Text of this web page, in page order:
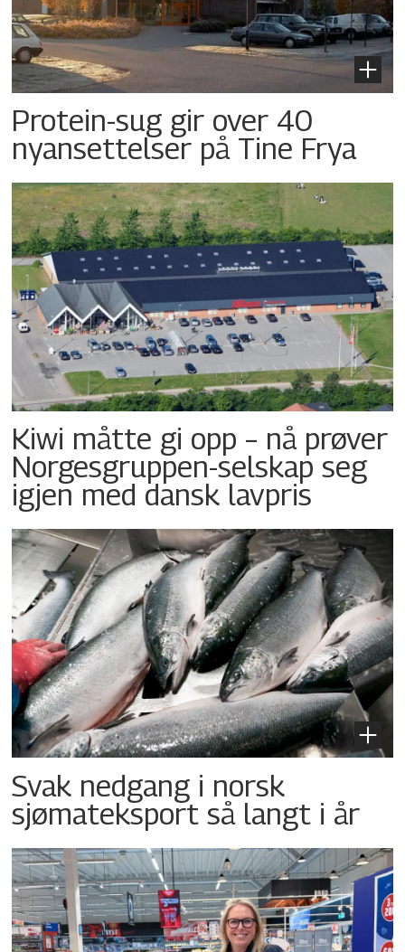
Protein-sug gir over 40
nyansettelser på Tine Frya
Kiwi måtte gi opp – nå prøver
Norgesgruppen-selskap seg
igjen med dansk lavpris
Svak nedgang i norsk
sjømateksport så langt i år